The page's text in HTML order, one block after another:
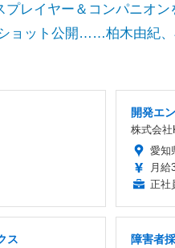
レイヤー＆コンパニオン
ョット公開……柏木由紀
開発エ
株式会
愛知
月給
正社
ス
障害者